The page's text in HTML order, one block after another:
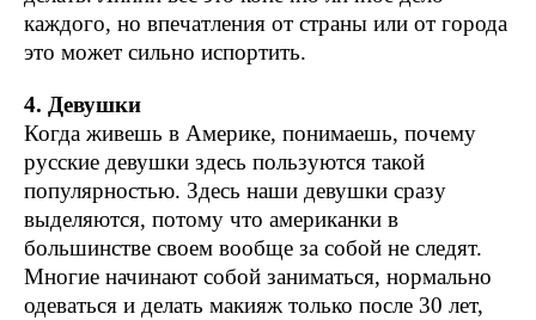
каждого, но впечатления от страны или от города
это может сильно испортить.
4. Девушки
Когда живешь в Америке, понимаешь, почему
русские девушки здесь пользуются такой
популярностью. Здесь наши девушки сразу
выделяются, потому что американки в
большинстве своем вообще за собой не следят.
Многие начинают собой заниматься, нормально
одеваться и делать макияж только после 30 лет,